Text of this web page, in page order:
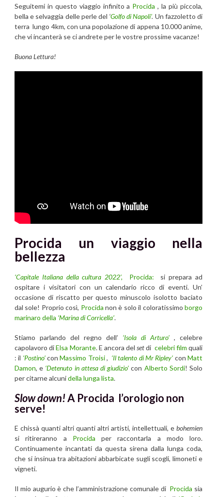
Seguitemi in questo viaggio infinito a Procida , la più piccola,
bella e selvaggia delle perle del ‘Golfo di Napoli’. Un fazzoletto di
terra lungo 4km, con una popolazione di appena 10.000 anime,
che vi incanterà se ci andrete per le vostre prossime vacanze!
Buona Lettura!
Procida un viaggio nella
bellezza
‘Capitale Italiana della cultura 2022’, Procida:
si prepara ad
ospitare i visitatori con un calendario ricco di eventi. Un’
occasione di riscatto per questo minuscolo isolotto baciato
dal sole! Proprio così, Procida non è solo il coloratissimoborgo
marinaro della ‘Marina di Corricella’.
Stiamo parlando del regno dell’ ‘Isola di Arturo’ , celebre
capolavoro diElsa Morante. E ancora delsetdi celebri film quali
: il ‘Postino’conMassimo Troisi, ‘Il talento di Mr Ripley’ conMatt
Damon, e ‘Detenuto in attesa di giudizio’ con Alberto Sordi! Solo
per citarne alcunidella lunga lista.
Slow down!A Procida l’orologio non
serve!
E chissà quanti altri quanti altri artisti, intellettuali, e bohemien
si ritireranno a Procida per raccontarla a modo loro.
Continuamente incantati da questa sirena dalla lunga coda,
che si insinua tra abitazioni abbarbicate sugli scogli, limoneti e
vigneti.
Il mio augurio è che l’amministrazione comunale di Procida sia